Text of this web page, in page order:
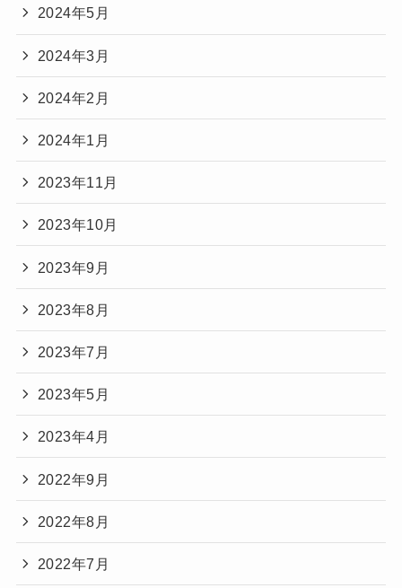
2024年5月
2024年3月
2024年2月
2024年1月
2023年11月
2023年10月
2023年9月
2023年8月
2023年7月
2023年5月
2023年4月
2022年9月
2022年8月
2022年7月